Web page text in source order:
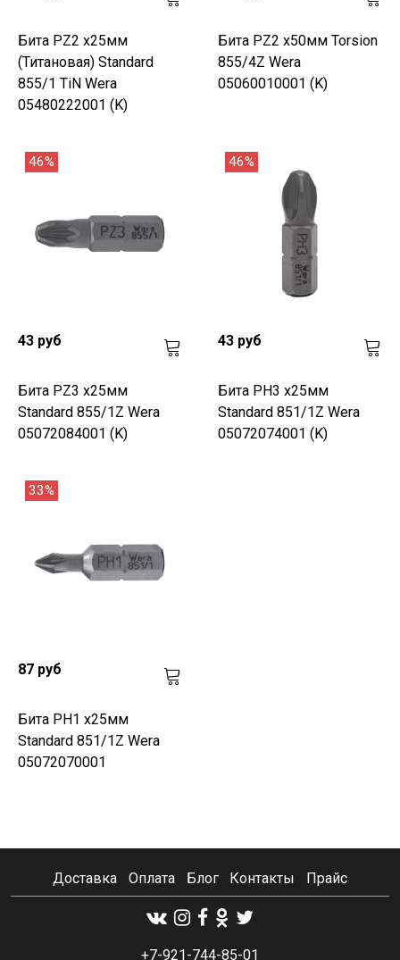
Бита PZ2 х25мм
(Титановая) Standard
855/1 TiN Wera
05480222001 (K)
Бита PZ2 х50мм Torsion
855/4Z Wera
05060010001 (K)
46%
43 руб
Бита PZ3 х25мм
Standard 855/1Z Wera
05072084001 (K)
46%
43 руб
Бита PH3 х25мм
Standard 851/1Z Wera
05072074001 (K)
33%
87 руб
Бита PH1 х25мм
Standard 851/1Z Wera
05072070001
Доставка Оплата Блог Контакты Прайс
+7-921-744-85-01